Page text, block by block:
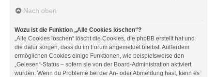
Nach oben
Wozu ist die Funktion „Alle Cookies löschen“?
„Alle Cookies löschen“ löscht die Cookies, die phpBB erstellt hat und
die dafür sorgen, dass du im Forum angemeldet bleibst. Außerdem
ermöglichen Cookies einige Funktionen, wie beispielsweise den
„Gelesen“-Status – sofern sie von der Board-Administration aktiviert
wurden. Wenn du Probleme bei der An- oder Abmeldung hast, kann es